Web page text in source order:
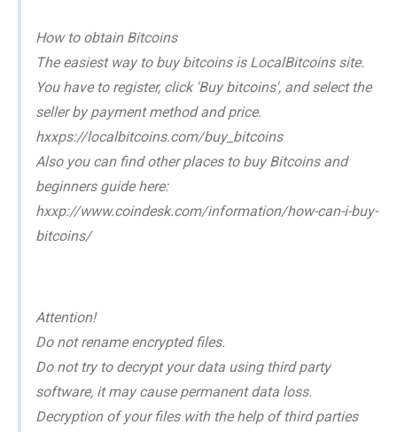
How to obtain Bitcoins
The easiest way to buy bitcoins is LocalBitcoins site.
You have to register, click 'Buy bitcoins', and select the
seller by payment method and price.
hxxps://localbitcoins.com/buy_bitcoins
Also you can find other places to buy Bitcoins and
beginners guide here:
hxxp://www.coindesk.com/information/how-can-i-buy-
bitcoins/
Attention!
Do not rename encrypted files.
Do not try to decrypt your data using third party
software, it may cause permanent data loss.
Decryption of your files with the help of third parties